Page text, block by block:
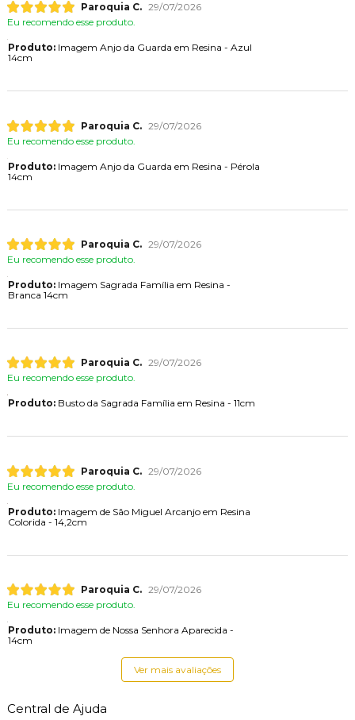
Paroquia C. 29/07/2026
Eu recomendo esse produto.
Produto:Imagem Anjo da Guarda em Resina - Azul
14cm
Paroquia C. 29/07/2026
Eu recomendo esse produto.
Produto:Imagem Anjo da Guarda em Resina - Pérola
14cm
Paroquia C. 29/07/2026
Eu recomendo esse produto.
Produto:Imagem Sagrada Família em Resina -
Branca 14cm
Paroquia C. 29/07/2026
Eu recomendo esse produto.
Produto:Busto da Sagrada Família em Resina - 11cm
Paroquia C. 29/07/2026
Eu recomendo esse produto.
Produto:Imagem de São Miguel Arcanjo em Resina
Colorida - 14,2cm
Paroquia C. 29/07/2026
Eu recomendo esse produto.
Produto:Imagem de Nossa Senhora Aparecida -
14cm
Ver mais avaliações
Central de Ajuda